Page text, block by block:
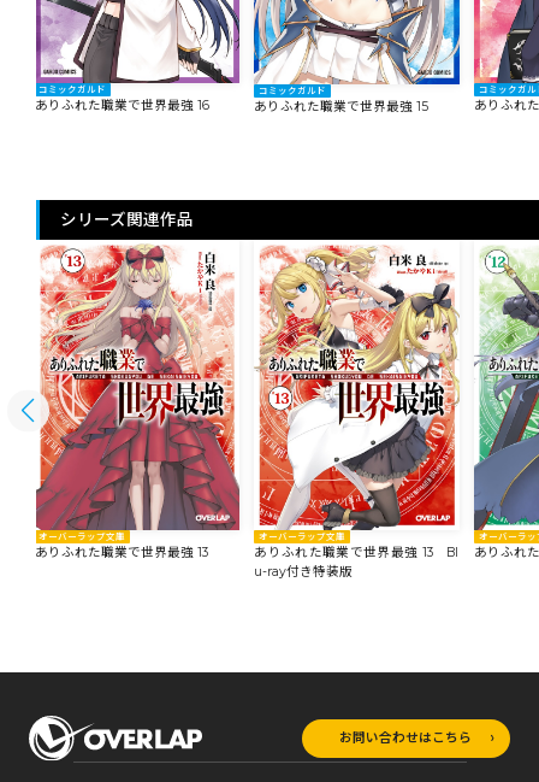
コミックガルド
ありふれた職業で世界最強 16
コミックガルド
ありふれた職業で世界最強 15
コミックガル
ありふれ
シリーズ関連作品
オーバーラップ文庫
ありふれた職業で世界最強 13
オーバーラップ文庫
ありふれた職業で世界最強 13 Bl
u-ray付き特装版
オーバーラッ
ありふれ
お問い合わせはこちら